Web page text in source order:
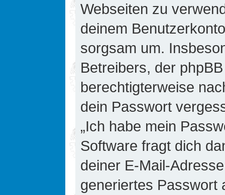
Webseiten zu
deinem
sorgsam um.
Betreibers, der
berechtigterweise
dein Passwort
„Ich habe mein
Software fragt dich
deiner E-Mail-
generiertes Passwort